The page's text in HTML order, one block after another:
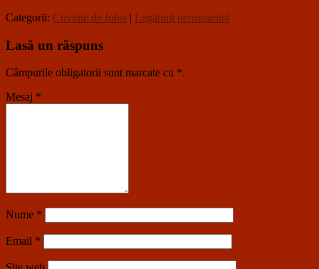
Categorii: Cuvinte de folos | Legătură permanentă
Lasă un răspuns
Câmpurile obligatorii sunt marcate cu *.
Mesaj *
Nume *
Email *